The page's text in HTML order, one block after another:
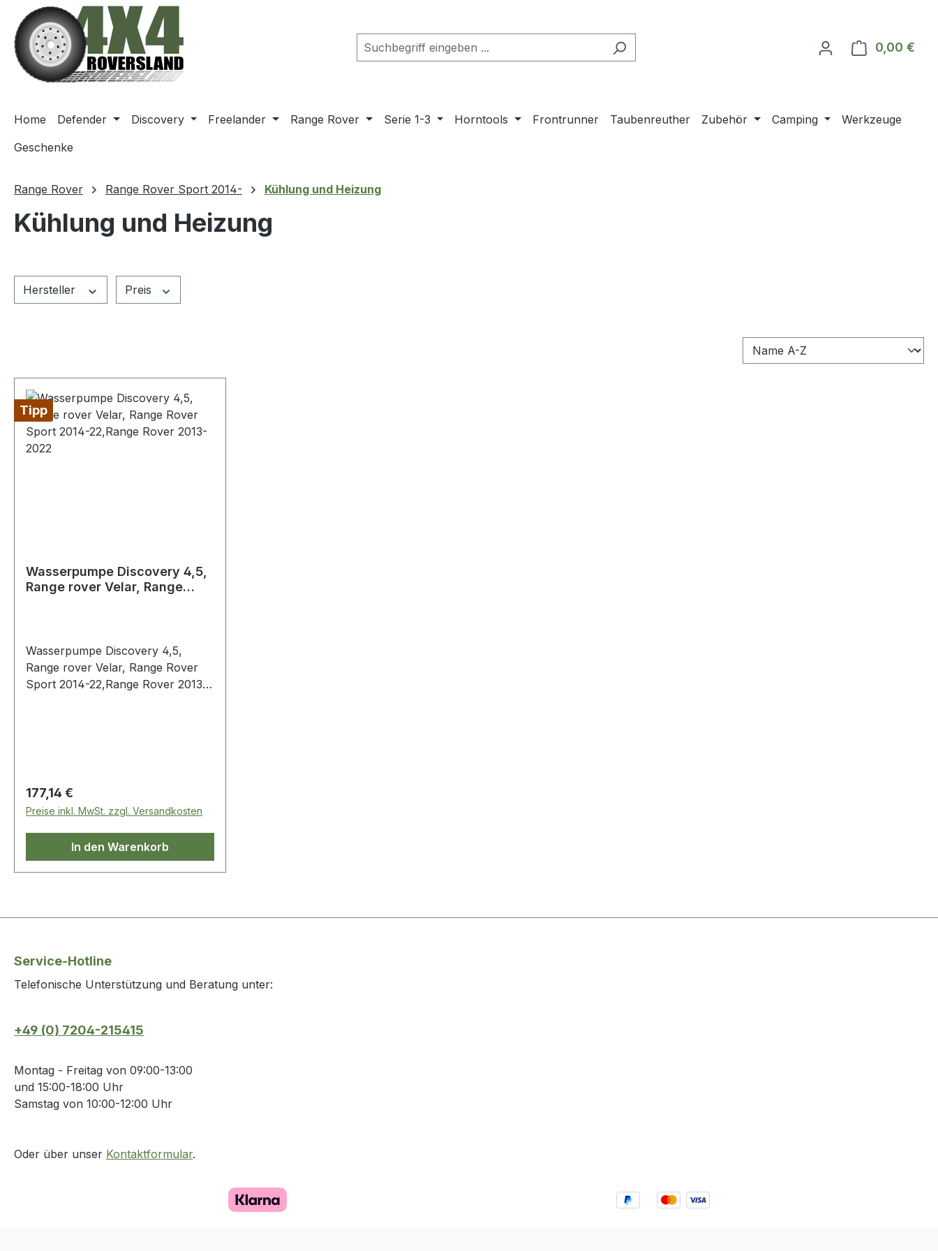
Hauptinhalt springen
Zur Suche springen
Zur Hauptnavigation springen
0,00 €
Home Defender Discovery Freelander Range Rover Serie 1-3 Horntools Frontrunner Taubenreuther Zubehör Camping
Werkzeuge
Geschenke
Range Rover Range Rover Sport 2014- Kühlung und Heizung
Kühlung und Heizung
Hersteller Preis
Tipp
Wasserpumpe Discovery 4,5,
Range rover Velar, Range
Wasserpumpe Discovery 4,5,
Range rover Velar, Range Rover
Sport 2014-22,Range Rover 2013-
Regulärer Preis:
177,14 €
Preise inkl. MwSt. zzgl. Versandkosten
In den Warenkorb
Service-Hotline
Telefonische Unterstützung und Beratung unter:
+49 (0) 7204-215415
Montag - Freitag von 09:00-13:00
und 15:00-18:00 Uhr
Samstag von 10:00-12:00 Uhr
Oder über unser Kontaktformular.